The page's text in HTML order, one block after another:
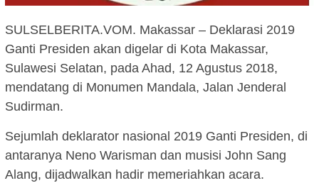
SULSELBERITA.VOM. Makassar – Deklarasi 2019
Ganti Presiden akan digelar di Kota Makassar,
Sulawesi Selatan, pada Ahad, 12 Agustus 2018,
mendatang di Monumen Mandala, Jalan Jenderal
Sudirman.
Sejumlah deklarator nasional 2019 Ganti Presiden, di
antaranya Neno Warisman dan musisi John Sang
Alang, dijadwalkan hadir memeriahkan acara.